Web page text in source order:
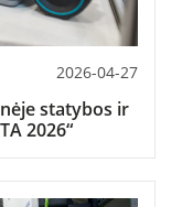
2026-04-27
statybos ir
2026“